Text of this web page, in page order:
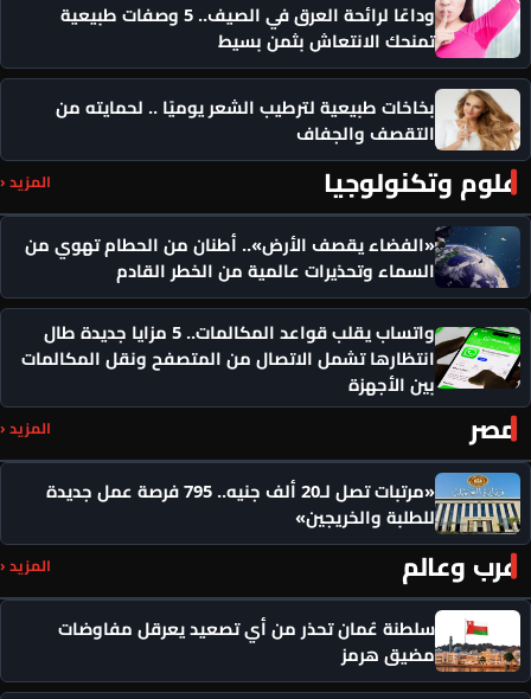
وداعًا لرائحة العرق في الصيف.. 5 وصفات طبيعية
تمنحك الانتعاش بثمن بسيط
بخاخات طبيعية لترطيب الشعر يوميًا .. لحمايته من
التقصف والجفاف
علوم وتكنولوجيا المزيد ‹
«الفضاء يقصف الأرض».. أطنان من الحطام تهوي من
السماء وتحذيرات عالمية من الخطر القادم
واتساب يقلب قواعد المكالمات.. 5 مزايا جديدة طال
انتظارها تشمل الاتصال من المتصفح ونقل المكالمات
بين الأجهزة
مصر المزيد ‹
«مرتبات تصل لـ20 ألف جنيه.. 795 فرصة عمل جديدة
للطلبة والخريجين»
عرب وعالم المزيد ‹
سلطنة عُمان تحذر من أي تصعيد يعرقل مفاوضات
مضيق هرمز